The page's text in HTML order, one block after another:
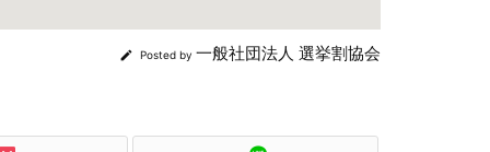
 Posted by 一般社団法人 選挙割協会